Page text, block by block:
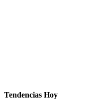
Tendencias Hoy